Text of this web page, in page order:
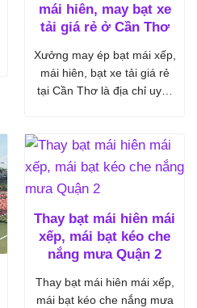
mái hiên, may bạt xe
tải giá rẻ ở Cần Thơ
Xưởng may ép bạt mái xếp,
mái hiên, bạt xe tải giá rẻ
tại Cần Thơ là địa chỉ uy…
Thay bạt mái hiên mái
xếp, mái bạt kéo che
nắng mưa Quận 2
Thay bạt mái hiên mái xếp,
mái bạt kéo che nắng mưa